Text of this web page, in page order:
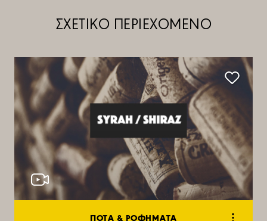
ΣΧΕΤΙΚΟ ΠΕΡΙΕΧΟΜΕΝΟ
ΠΟΤΑ & ΡΟΦΗΜΑΤΑ